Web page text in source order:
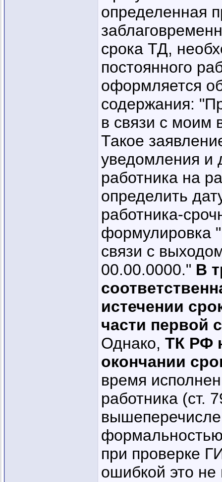
определенная
срока ТД,
постоянного
оформляется
содержания:
в связи с моим
Такое
уведомления и
работника на
определить
работника-
формулировка
связи с
00.00.0000." В
истечении
части первой
Однако, ТК РФ
окончании
время
работника (ст.
при проверке
ошибкой это не